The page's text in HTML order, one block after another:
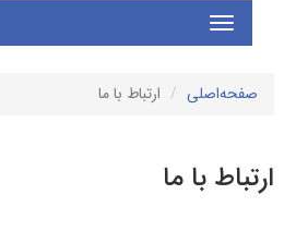
ارتباط با ما
با ما